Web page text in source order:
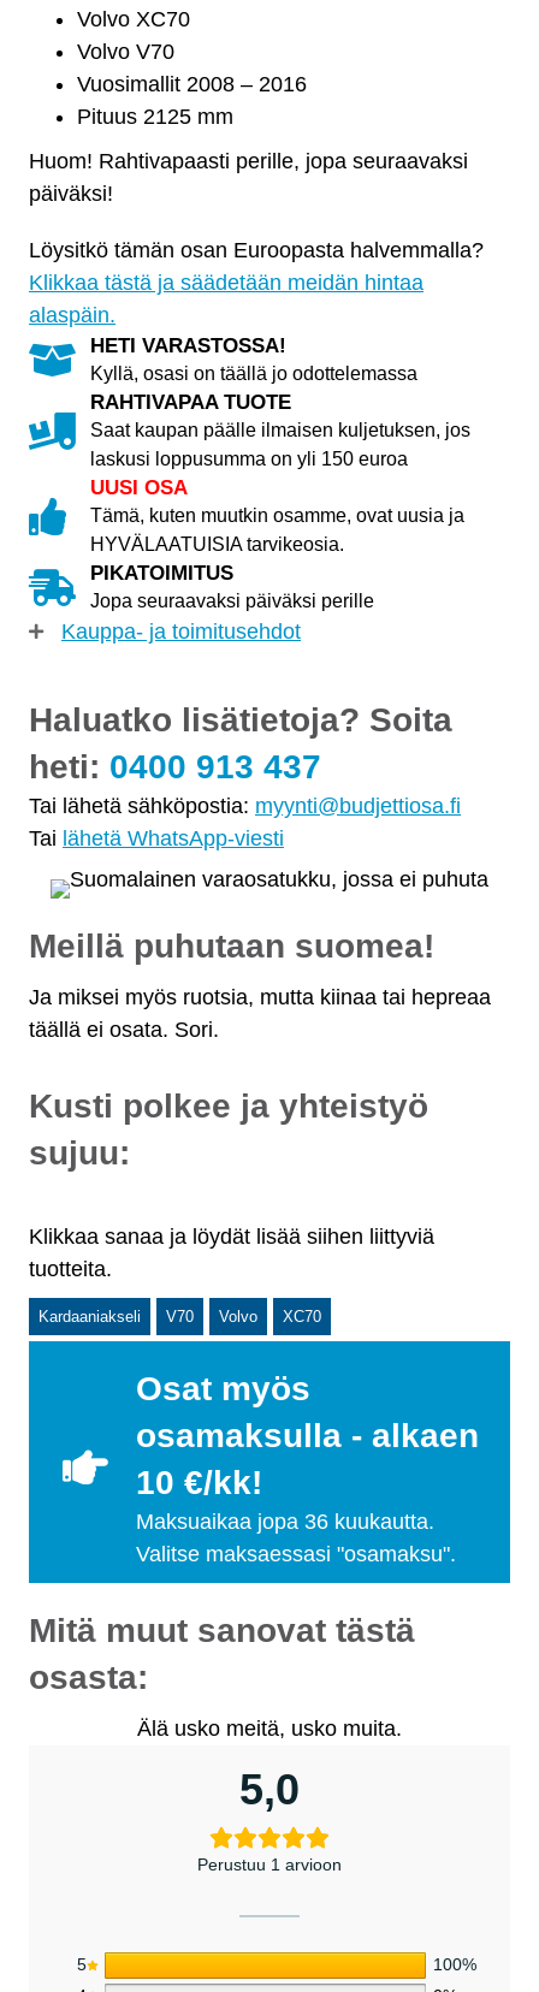
Klikkaa sanaa ja löydät lisää siihen liittyviä
tuotteita.
Kardaaniakseli V70 Volvo XC70
Osat myös
osamaksulla - alkaen
10 €/kk!
Maksuaikaa jopa 36 kuukautta.
Valitse maksaessasi "osamaksu".
Mitä muut sanovat tästä
osasta:
Älä usko meitä, usko muita.
5,0
Perustuu 1 arvioon
5
100%
V70
vm.
2008
2016
määrä
Volvo XC70
Volvo V70
Vuosimallit 2008 – 2016
Pituus 2125 mm
Huom! Rahtivapaasti perille, jopa seuraavaksi
päiväksi!
Löysitkö tämän osan Euroopasta halvemmalla?
Klikkaa tästä ja säädetään meidän hintaa
alaspäin.
HETI VARASTOSSA!
Kyllä, osasi on täällä jo odottelemassa
RAHTIVAPAA TUOTE
Saat kaupan päälle ilmaisen kuljetuksen, jos
laskusi loppusumma on yli 150 euroa
UUSI OSA
Tämä, kuten muutkin osamme, ovat uusia ja
HYVÄLAATUISIA tarvikeosia.
PIKATOIMITUS
Jopa seuraavaksi päiväksi perille
Kauppa- ja toimitusehdot
Haluatko lisätietoja? Soita
heti: 0400 913 437
Tai lähetä sähköpostia: myynti@budjettiosa.fi
Tai lähetä WhatsApp-viesti
Meillä puhutaan suomea!
Ja miksei myös ruotsia, mutta kiinaa tai hepreaa
täällä ei osata. Sori.
Kusti polkee ja yhteistyö
sujuu: